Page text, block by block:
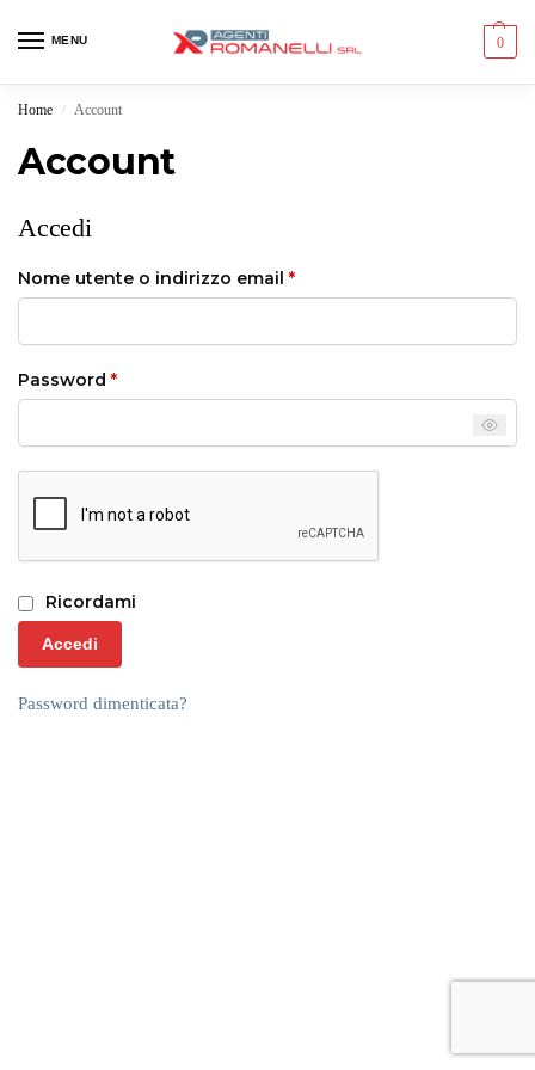
MENU 0
Home / Account
Account
Accedi
Nome utente o indirizzo email *
Password *
Ricordami
Accedi
Password dimenticata?